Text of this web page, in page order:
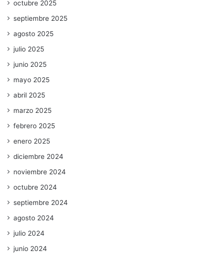
octubre 2025
septiembre 2025
agosto 2025
julio 2025
junio 2025
mayo 2025
abril 2025
marzo 2025
febrero 2025
enero 2025
diciembre 2024
noviembre 2024
octubre 2024
septiembre 2024
agosto 2024
julio 2024
junio 2024